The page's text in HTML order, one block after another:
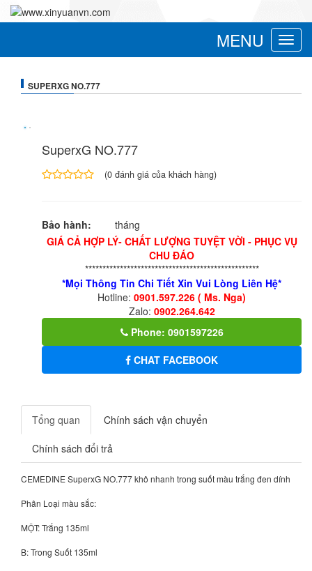
Toggle
MENU
SUPERXG NO.777
SuperxG NO.777
dựa
trên
đánh
(0 đánh giá của khách hàng)
Bảo hành:
tháng
GIÁ CẢ HỢP LÝ- CHẤT LƯỢNG TUYỆT VỜI - PHỤC VỤ
CHU ĐÁO
**************************************************
*Mọi Thông Tin Chi Tiết Xin Vui Lòng Liên Hệ*
Hotline: 0901.597.226 ( Ms. Nga)
Zalo: 0902.264.642
Phone: 0901597226
CHAT FACEBOOK
Tổng quan Chính sách vận chuyển
Chính sách đổi trả
CEMEDINE SuperxG NO.777 khô nhanh trong suốt màu trắng đen dính
Phân Loại màu sắc:
MỘT: Trắng 135ml
B: Trong Suốt 135ml